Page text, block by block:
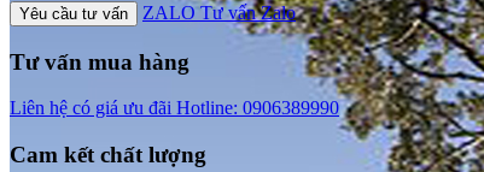
Yêu cầu tư vấn ZALO Tư vấn Zalo
Tư vấn mua hàng
Liên hệ có giá ưu đãi Hotline: 0906389990
Cam kết chất lượng